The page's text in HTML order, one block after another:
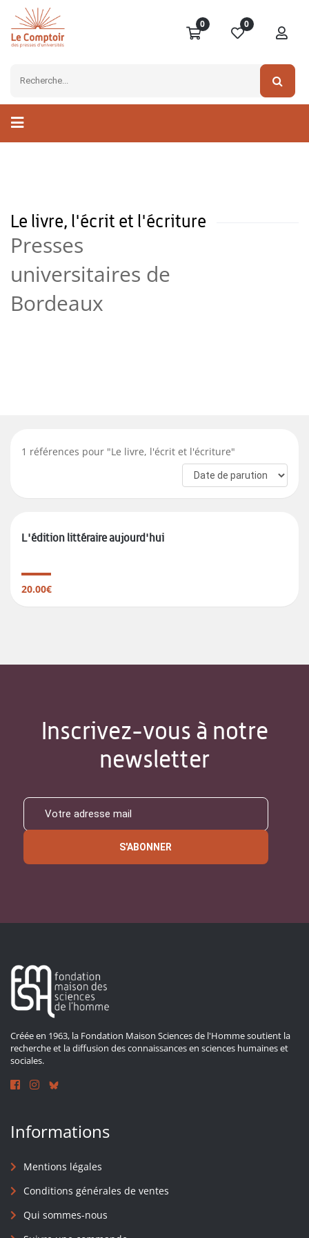
0 0
Le livre, l'écrit et l'écriture
Presses
universitaires de
Bordeaux
1 références pour "Le livre, l'écrit et l'écriture"
L'édition littéraire aujourd'hui
20.00€
Inscrivez-vous à notre
newsletter
S'ABONNER
Créée en 1963, la Fondation Maison Sciences de l'Homme soutient la
recherche et la diffusion des connaissances en sciences humaines et
sociales.
Informations
Mentions légales
Conditions générales de ventes
Qui sommes-nous